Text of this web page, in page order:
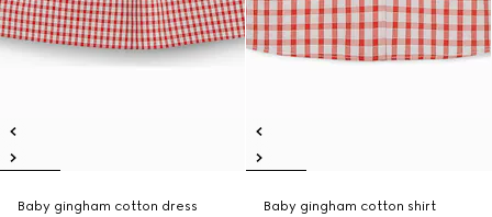
Baby gingham cotton dress Baby gingham cotton shirt